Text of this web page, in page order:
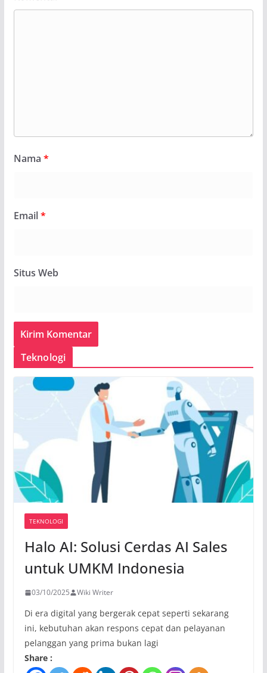
Nama *
Email*
Situs Web
Teknologi
TEKNOLOGI
Halo AI: Solusi Cerdas AI Sales
untuk UMKM Indonesia
03/10/2025 Wiki Writer
Di era digital yang bergerak cepat seperti sekarang
ini, kebutuhan akan respons cepat dan pelayanan
pelanggan yang prima bukan lagi
Share :